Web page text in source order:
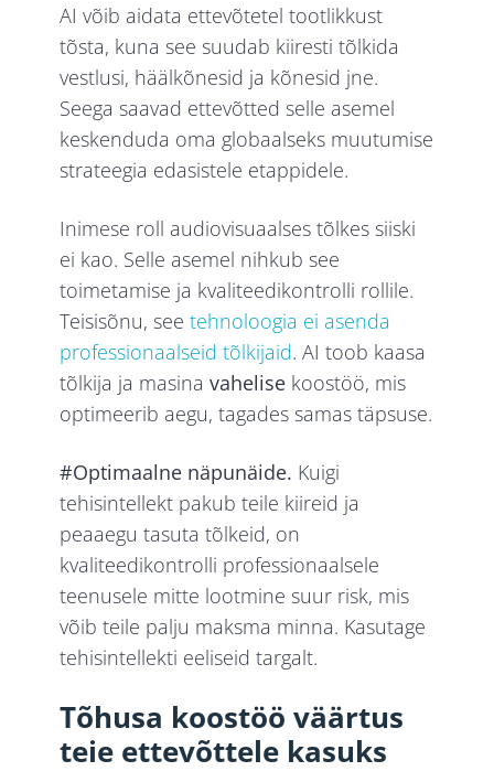
AI võib aidata ettevõtetel tootlikkust
tõsta, kuna see suudab kiiresti tõlkida
vestlusi, häälkõnesid ja kõnesid jne.
Seega saavad ettevõtted selle asemel
keskenduda oma globaalseks muutumise
strateegia edasistele etappidele.
Inimese roll audiovisuaalses tõlkes siiski
ei kao. Selle asemel nihkub see
toimetamise ja kvaliteedikontrolli rollile.
Teisisõnu, seetehnoloogia ei asenda
professionaalseid tõlkijaid. AI toob kaasa
tõlkija ja masina vahelise koostöö, mis
optimeerib aegu, tagades samas täpsuse.
#Optimaalne näpunäide. Kuigi
tehisintellekt pakub teile kiireid ja
peaaegu tasuta tõlkeid, on
kvaliteedikontrolli professionaalsele
teenusele mitte lootmine suur risk, mis
võib teile palju maksma minna. Kasutage
tehisintellekti eeliseid targalt.
Tõhusa koostöö väärtus
teie ettevõttele kasuks